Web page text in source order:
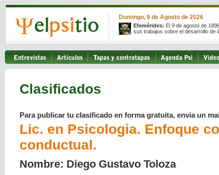
Domingo, 9 de Agosto de 2026
Efemérides: El 9 de agosto de
sus trabajos sobre el desarrollo de
Clasificados
Para publicar tu clasificado en forma gratuita, envia un
Lic. en Psicologia. Enfoque
conductual.
Nombre: Diego Gustavo Toloza